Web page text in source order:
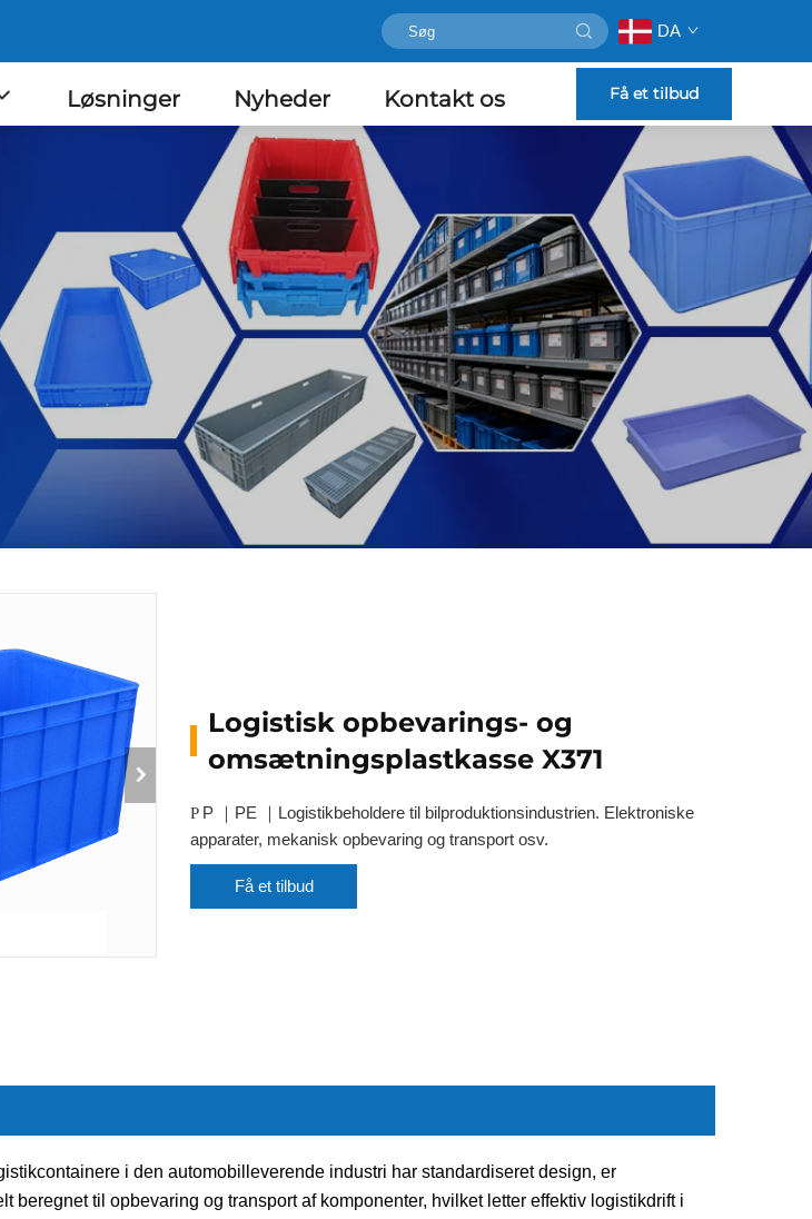
DA
Løsninger Nyheder Kontakt os Få et tilbud
Logistisk opbevarings- og
omsætningsplastkasse X371
P P ｜ PE ｜ Logistikbeholdere til bilproduktionsindustrien. Elektroniske
apparater, mekanisk opbevaring og transport osv.
Få et tilbud
i den automobilleverende industri har standardiseret design, er
beregnet til opbevaring og transport af komponenter, hvilket letter effektiv logistikdrift i